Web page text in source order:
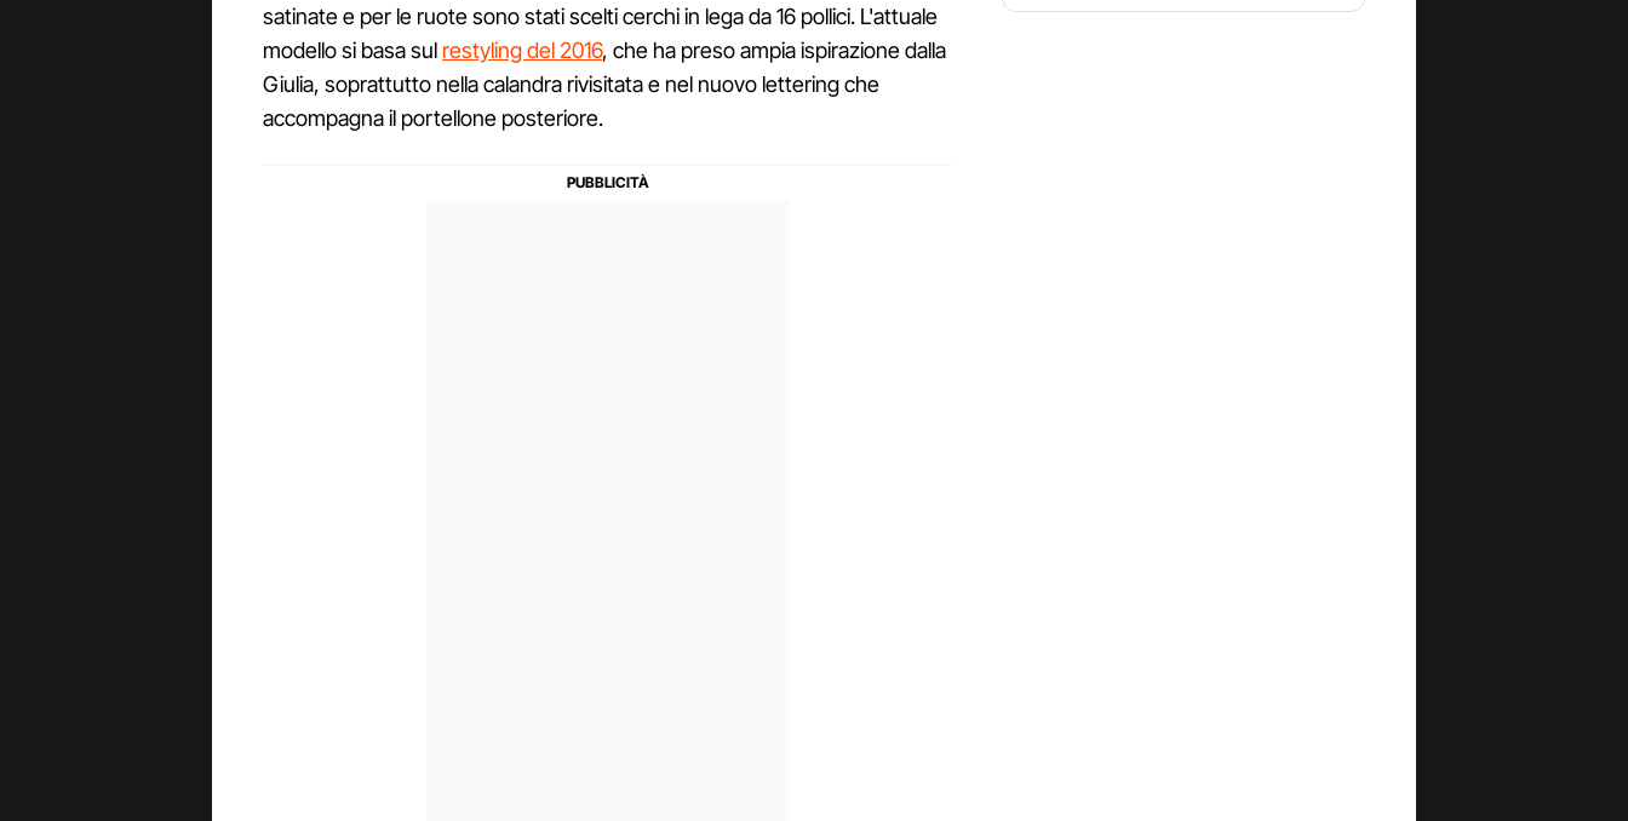
satinate e per le ruote sono stati scelti cerchi in lega da 16 pollici. L'attuale
modello si basa sul restyling del 2016, che ha preso ampia ispirazione dalla
Giulia, soprattutto nella calandra rivisitata e nel nuovo lettering che
accompagna il portellone posteriore.